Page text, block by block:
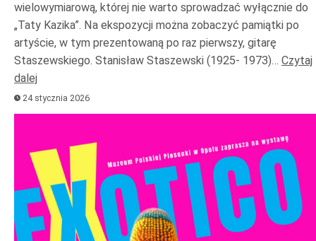
wielowymiarową, której nie warto sprowadzać wyłącznie do
„Taty Kazika”. Na ekspozycji można zobaczyć pamiątki po
artyście, w tym prezentowaną po raz pierwszy, gitarę
Staszewskiego. Stanisław Staszewski (1925- 1973)… Czytaj
dalej
24 stycznia 2026
dźwiękowych